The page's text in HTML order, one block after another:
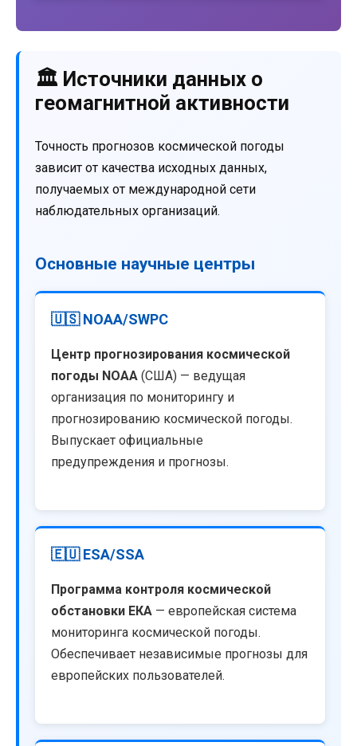
🏛️ Источники данных о
геомагнитной активности
Точность прогнозов космической погоды
зависит от качества исходных данных,
получаемых от международной сети
наблюдательных организаций.
Основные научные центры
🇺🇸 NOAA/SWPC
Центр прогнозирования космической
погоды NOAA (США) — ведущая
организация по мониторингу и
прогнозированию космической погоды.
Выпускает официальные
предупреждения и прогнозы.
🇪🇺 ESA/SSA
Программа контроля космической
обстановки ЕКА — европейская система
мониторинга космической погоды.
Обеспечивает независимые прогнозы для
европейских пользователей.